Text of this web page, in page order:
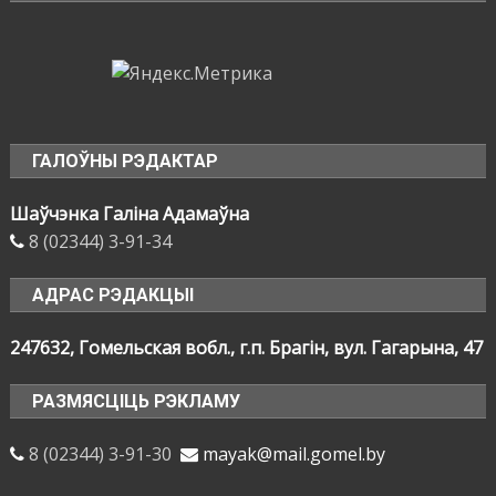
ГАЛОЎНЫ РЭДАКТАР
Шаўчэнка Галіна Адамаўна
8 (02344) 3-91-34
АДРАС РЭДАКЦЫІ
247632, Гомельская вобл., г.п. Брагін, вул. Гагарына, 47
РАЗМЯСЦІЦЬ РЭКЛАМУ
8 (02344) 3-91-30 mayak@mail.gomel.by